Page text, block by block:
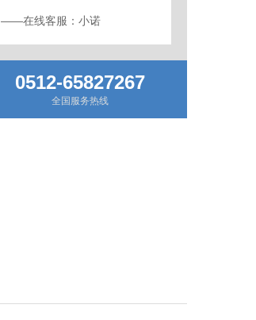
——在线客服：小诺
0512-65827267
全国服务热线